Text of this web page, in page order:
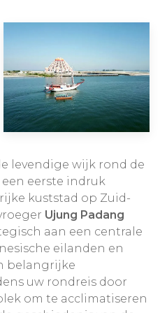
levendige wijk rond de
eerste indruk
kuststad op Zuid-
Ujung Padang
aan een centrale
eilanden en
belangrijke
uw rondreis door
om te acclimatiseren